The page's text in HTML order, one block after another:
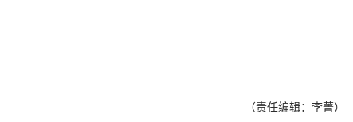
（责任编辑：李菁）